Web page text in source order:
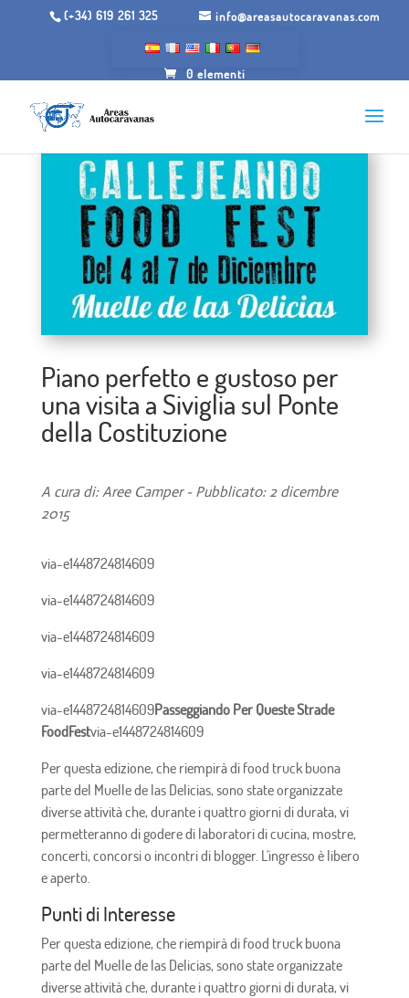
(+34) 619 261 325 info@areasautocaravanas.com
0 elementi
Piano perfetto e gustoso per
una visita a Siviglia sul Ponte
della Costituzione
A cura di: Aree Camper - Pubblicato: 2 dicembre
2015
via-e1448724814609
via-e1448724814609
via-e1448724814609
via-e1448724814609
via-e1448724814609Passeggiando Per Queste Strade
FoodFestvia-e1448724814609
Per questa edizione, che riempirà di food truck buona
parte del Muelle de las Delicias, sono state organizzate
diverse attività che, durante i quattro giorni di durata, vi
permetteranno di godere di laboratori di cucina, mostre,
concerti, concorsi o incontri di blogger. L'ingresso è libero
e aperto.
Punti di Interesse
Per questa edizione, che riempirà di food truck buona
parte del Muelle de las Delicias, sono state organizzate
diverse attività che, durante i quattro giorni di durata, vi